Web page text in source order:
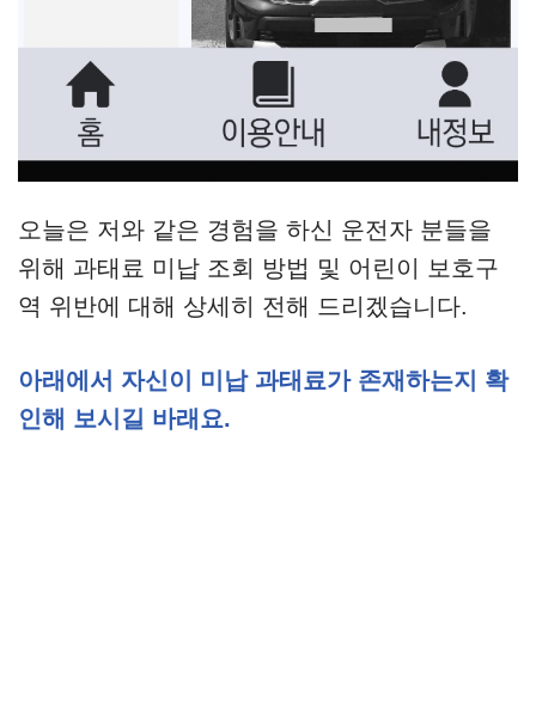
오늘은 저와 같은 경험을 하신 운전자 분들을
위해 과태료 미납 조회 방법 및 어린이 보호구
역 위반에 대해 상세히 전해 드리겠습니다.
아래에서 자신이 미납 과태료가 존재하는지 확
인해 보시길 바래요.